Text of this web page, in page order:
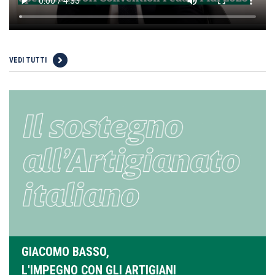
VEDI TUTTI
GIACOMO BASSO,
L'IMPEGNO CON GLI ARTIGIANI